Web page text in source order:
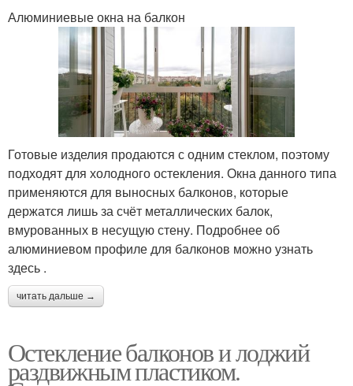
Алюминиевые окна на балкон
Готовые изделия продаются с одним стеклом, поэтому
подходят для холодного остекления. Окна данного типа
применяются для выносных балконов, которые
держатся лишь за счёт металлических балок,
вмурованных в несущую стену. Подробнее об
алюминиевом профиле для балконов можно узнать
здесь .
читать дальше →
Остекление балконов и лоджий
раздвижным пластиком.